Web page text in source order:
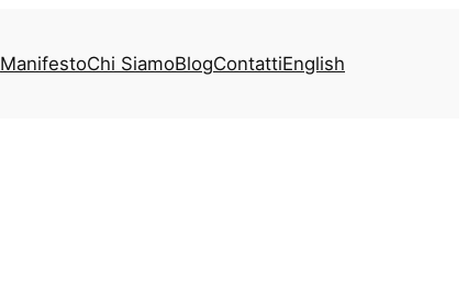
ManifestoChi SiamoBlogContattiEnglish